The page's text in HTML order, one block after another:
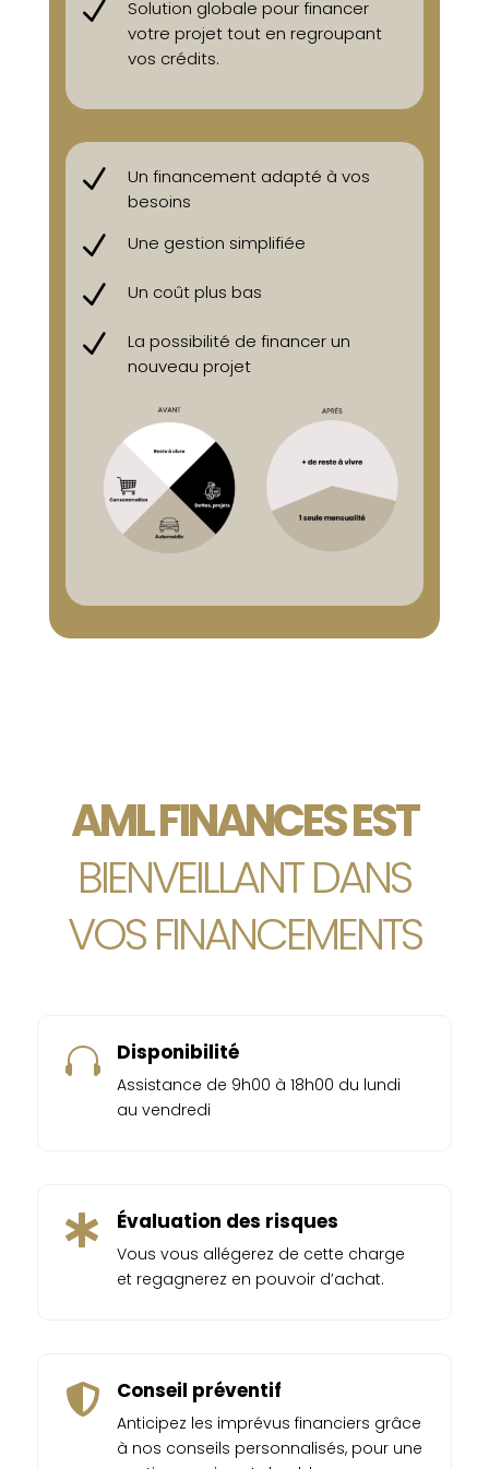
N
Solution globale pour financer
votre projet tout en regroupant
vos crédits.
N
Un financement adapté à vos
besoins
N Une gestion simplifiée
N Un coût plus bas
N
La possibilité de financer un
nouveau projet
AML FINANCESEST
BIENVEILLANT DANS
VOS FINANCEMENTS
 Disponibilité
Assistance de 9h00 à 18h00 du lundi
au vendredi
 Évaluation des risques
Vous vous allégerez de cette charge
et regagnerez en pouvoir d’achat.
 Conseil préventif
Anticipez les imprévus financiers grâce
à nos conseils personnalisés, pour une